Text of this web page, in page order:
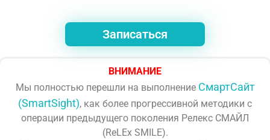
Записаться
ВНИМАНИЕ
Мы полностью перешли на выполнение СмартСайт
(SmartSight), как более прогрессивной методики с
операции предыдущего поколения Релекс СМАЙЛ
(ReLEx SMILE).